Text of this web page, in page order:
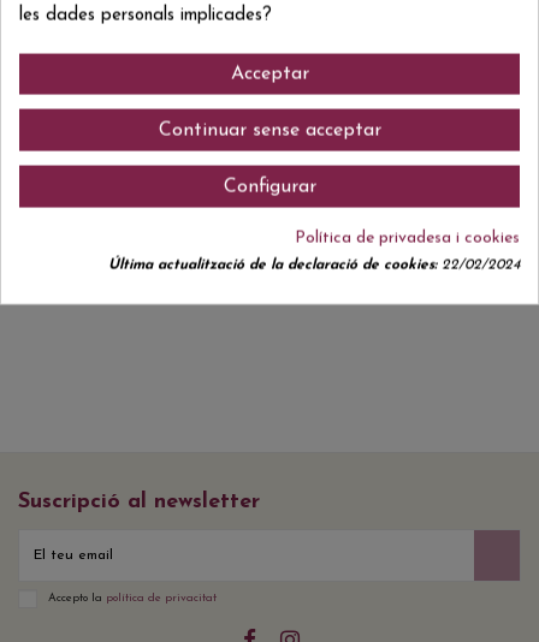
ean13 8425295031119
Actualment no hi ha ressenyes de clients.
Suscripció al newsletter
Accepto la política de privacitat
les dades personals implicades?
Acceptar
Continuar sense acceptar
Configurar
Política de privadesa i cookies
Última actualització de la declaració de cookies:22/02/2024